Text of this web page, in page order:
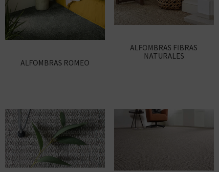
ALFOMBRAS ROMEO
ALFOMBRAS FIBRAS
NATURALES